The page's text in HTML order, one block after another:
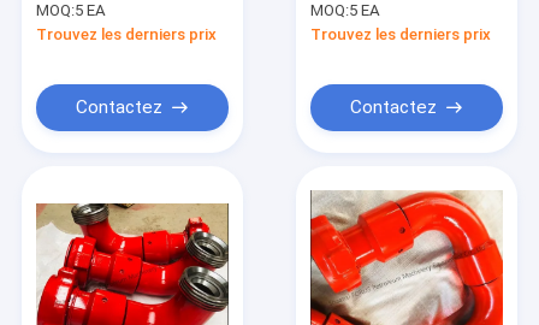
Standard pour le
forage des champs
MOQ:5 EA
Trouvez les derniers prix
Contactez
rayon joint pivotant
pour le forage des
fournir
MOQ:5 EA
Trouvez les derniers prix
Contactez